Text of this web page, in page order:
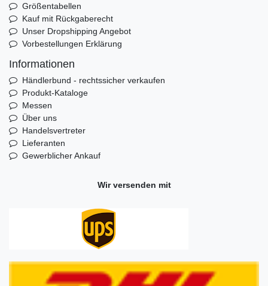
Größentabellen
Kauf mit Rückgaberecht
Unser Dropshipping Angebot
Vorbestellungen Erklärung
Informationen
Händlerbund - rechtssicher verkaufen
Produkt-Kataloge
Messen
Über uns
Handelsvertreter
Lieferanten
Gewerblicher Ankauf
Wir versenden mit